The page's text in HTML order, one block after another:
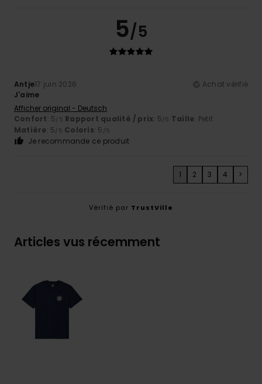
5/5
Antje17 juin 2026
Achat vérifié
J'aime
Afficher original - Deutsch
Confort: 5/5 Rapport qualité / prix: 5/5 Taille: Petit
Matière: 5/5 Coloris: 5 /5
Je recommande ce produit
1 2 3 4 >
Vérifié par TrustVille
Articles vus récemment